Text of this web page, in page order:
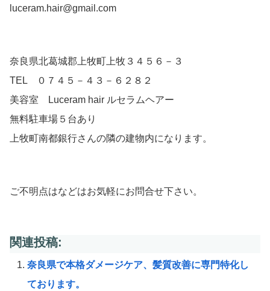
luceram.hair@gmail.com
奈良県北葛城郡上牧町上牧３４５６－３
TEL ０７４５－４３－６２８２
美容室 Luceram hair ルセラムヘアー
無料駐車場５台あり
上牧町南都銀行さんの隣の建物内になります。
ご不明点はなどはお気軽にお問合せ下さい。
関連投稿:
奈良県で本格ダメージケア、髪質改善に専門特化し
ております。